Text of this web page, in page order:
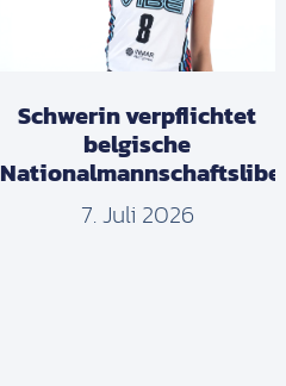
Schwerin verpflichtet
belgische
Nationalmannschaftslibera
7. Juli 2026